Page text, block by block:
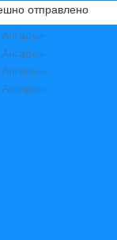
отправлено